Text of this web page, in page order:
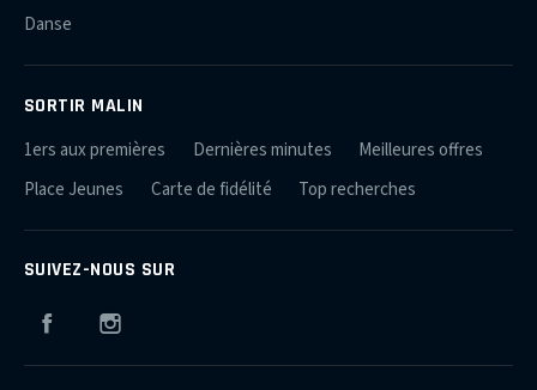
Danse
SORTIR MALIN
1ers aux premières Dernières minutes
Meilleures offres
Place Jeunes
Carte de fidélité Top recherches
SUIVEZ-NOUS SUR
Facebook